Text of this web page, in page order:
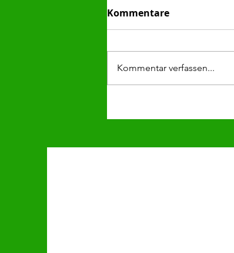
Junioren sichern sich
zweiten Platz
Kommentare
Kommentar verfassen...